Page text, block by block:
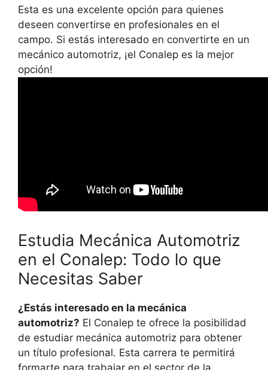
Esta es una excelente opción para quienes
deseen convertirse en profesionales en el
campo. Si estás interesado en convertirte en un
mecánico automotriz, ¡el Conalep es la mejor
opción!
Estudia Mecánica Automotriz
en el Conalep: Todo lo que
Necesitas Saber
¿Estás interesado en la mecánica
automotriz? El Conalep te ofrece la posibilidad
de estudiar mecánica automotriz para obtener
un título profesional. Esta carrera te permitirá
formarte para trabajar en el sector de la